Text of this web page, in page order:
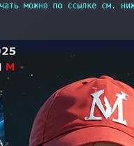
можно по ссылке см.